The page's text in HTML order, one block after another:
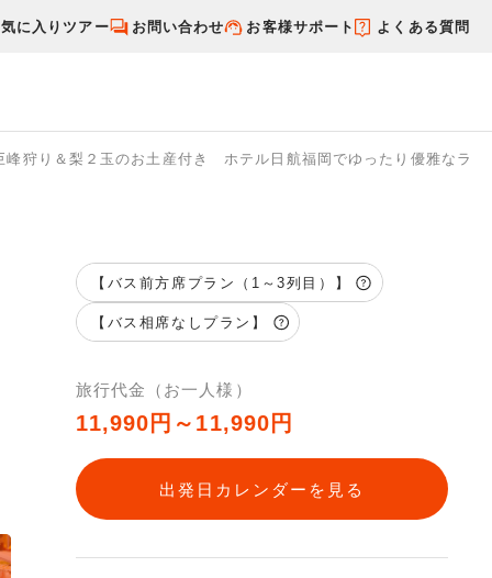
に入りツアー お問い合わせ お客様サポート よくある質問
峰狩り＆梨２玉のお土産付き ホテル日航福岡でゆったり優雅なラ
【バス前方席プラン（1～3列目）】
【バス相席なしプラン】
旅行代金（お一人様）
11,990円～11,990円
出発日カレンダーを見る